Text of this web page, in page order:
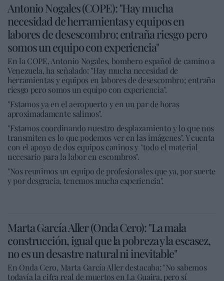
Antonio Nogales (COPE): "Hay mucha
necesidad de herramientas y equipos en
labores de desescombro; entraña riesgo pero
somos un equipo con experiencia"
En la COPE, Antonio Nogales, bombero español de camino a
Venezuela, ha señalado: "Hay mucha necesidad de
herramientas y equipos en labores de desescombro; entraña
riesgo pero somos un equipo con experiencia".
"Estamos ya en el aeropuerto y en un par de horas
aproximadamente salimos".
"Estamos coordinando nuestro desplazamiento y lo que nos
transmiten es lo que podemos ver en las imágenes". Y cuenta
con el apoyo de dos equipos caninos y "todo el material
necesario para la labor en escombros".
"Nos reunimos un equipo de profesionales que ya, por suerte
y por desgracia, tenemos mucha experiencia".
Marta García Aller (Onda Cero): "La mala
construcción, igual que la pobreza y la escasez,
no es un desastre natural ni inevitable"
En Onda Cero, Marta García Aller destacaba: "No sabemos
todavía la cifra real de muertos en La Guaira, pero sí